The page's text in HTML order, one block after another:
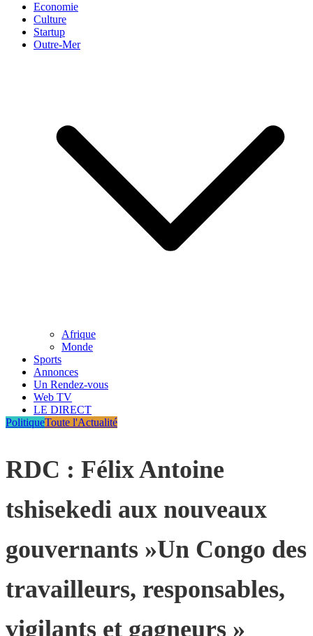
Economie
Culture
Startup
Outre-Mer
Afrique
Monde
Sports
Annonces
Un Rendez-vous
Web TV
LE DIRECT
PolitiqueToute l'Actualité
RDC : Félix Antoine
tshisekedi aux nouveaux
gouvernants »Un Congo des
travailleurs, responsables,
vigilants et gagneurs »